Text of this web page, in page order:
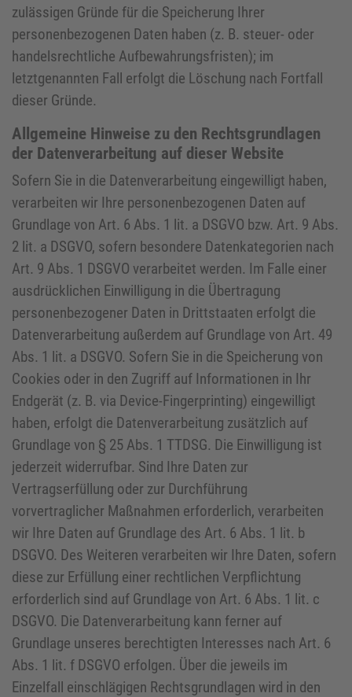
zulässigen Gründe für die Speicherung Ihrer
personenbezogenen Daten haben (z. B. steuer- oder
handelsrechtliche Aufbewahrungsfristen); im
letztgenannten Fall erfolgt die Löschung nach Fortfall
dieser Gründe.
Allgemeine Hinweise zu den Rechtsgrundlagen
der Datenverarbeitung auf dieser Website
Sofern Sie in die Datenverarbeitung eingewilligt haben,
verarbeiten wir Ihre personenbezogenen Daten auf
Grundlage von Art. 6 Abs. 1 lit. a DSGVO bzw. Art. 9 Abs.
2 lit. a DSGVO, sofern besondere Datenkategorien nach
Art. 9 Abs. 1 DSGVO verarbeitet werden. Im Falle einer
ausdrücklichen Einwilligung in die Übertragung
personenbezogener Daten in Drittstaaten erfolgt die
Datenverarbeitung außerdem auf Grundlage von Art. 49
Abs. 1 lit. a DSGVO. Sofern Sie in die Speicherung von
Cookies oder in den Zugriff auf Informationen in Ihr
Endgerät (z. B. via Device-Fingerprinting) eingewilligt
haben, erfolgt die Datenverarbeitung zusätzlich auf
Grundlage von § 25 Abs. 1 TTDSG. Die Einwilligung ist
jederzeit widerrufbar. Sind Ihre Daten zur
Vertragserfüllung oder zur Durchführung
vorvertraglicher Maßnahmen erforderlich, verarbeiten
wir Ihre Daten auf Grundlage des Art. 6 Abs. 1 lit. b
DSGVO. Des Weiteren verarbeiten wir Ihre Daten, sofern
diese zur Erfüllung einer rechtlichen Verpflichtung
erforderlich sind auf Grundlage von Art. 6 Abs. 1 lit. c
DSGVO. Die Datenverarbeitung kann ferner auf
Grundlage unseres berechtigten Interesses nach Art. 6
Abs. 1 lit. f DSGVO erfolgen. Über die jeweils im
Einzelfall einschlägigen Rechtsgrundlagen wird in den